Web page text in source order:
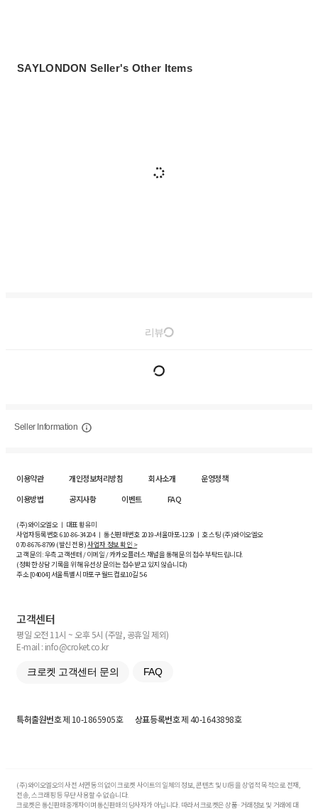
SAYLONDON Seller's Other Items
리뷰
Seller Information
이용약관 개인정보처리방침 회사소개
운영정책
이용방법
공지사항 이벤트 FAQ
(주)와이오엘오 ㅣ 대표 황유미
사업자등록번호610-86-34204ㅣ 통신판매번호 2019-서울마포-1239 ㅣ 호스팅 (주)와이오엘오
070-8676-8799 (발신 전용)사업자 정보 확인 >
고객 문의: 우측 고객센터 / 이메일 / 카카오플러스 채널을 통해 문의 접수 부탁드립니다.
(정확한 상담 기록을 위해 유선상 문의는 접수받고 있지 않습니다)
주소 [04004] 서울특별시 마포구 월드컵로10길5-6
고객센터
평일 오전 11시 ~ 오후 5시 (주말, 공휴일 제외)
E-mail : info@croket.co.kr
크로켓 고객센터 문의 FAQ
특허출원번호제 10-1865905호 상표등록번호제 40-1643898호
(주)와이오엘오의 사전 서면 동의 없이 크로켓 사이트의 일체의 정보, 콘텐츠 및 UI등을 상업적 목적으로 전재,
전송, 스크래핑 등 무단 사용할 수 없습니다.
크로켓은 통신판매중개자이며 통신판매의 당사자가 아닙니다. 따라서 크로켓은 상품·거래정보 및 거래에 대